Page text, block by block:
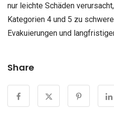
nur leichte Schäden
Kategorien 4 und 5 zu
Evakuierungen und
Share